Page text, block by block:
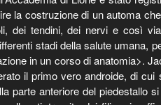
la costruzione di un automa
dei tendini, dei nervi e così
stadi della salute umana,
in un corso di anatomia>.
il primo vero androide, di
parte anteriore del piedestallo